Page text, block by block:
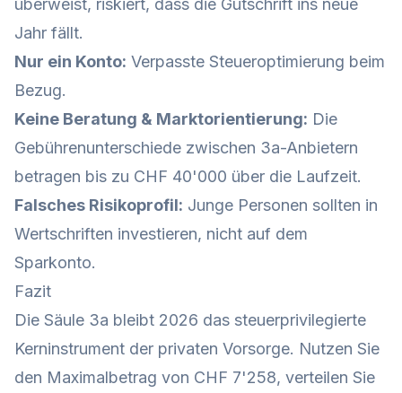
überweist, riskiert, dass die Gutschrift ins neue
Jahr fällt.
Nur ein Konto: Verpasste Steueroptimierung beim
Bezug.
Keine Beratung & Marktorientierung: Die
Gebührenunterschiede zwischen 3a-Anbietern
betragen bis zu CHF 40'000 über die Laufzeit.
Falsches Risikoprofil: Junge Personen sollten in
Wertschriften investieren, nicht auf dem
Sparkonto.
Fazit
Die Säule 3a bleibt 2026 das steuerprivilegierte
Kerninstrument der privaten Vorsorge. Nutzen Sie
den Maximalbetrag von CHF 7'258, verteilen Sie